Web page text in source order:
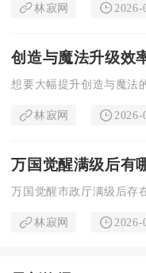
林寂网 2026-
创造与魔法升级效
林寂网 2026-
林寂网 2026-